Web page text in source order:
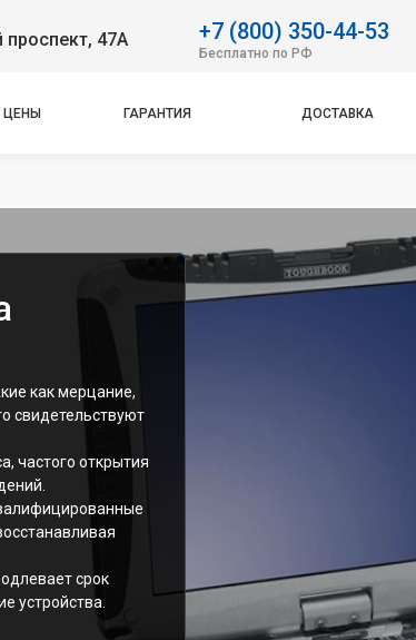
47А +7 (800) 350-44-53
Бесплатно по РФ
ЦЕНЫ ГАРАНТИЯ ДОСТАВКА
как мерцание,
свидетельствуют
частого открытия
срок
устройства.